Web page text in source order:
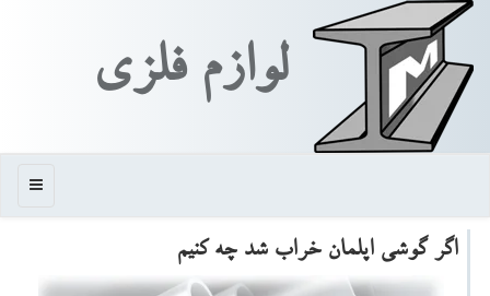
لوازم فلزی
منو
اگر گوشی اپلمان خراب شد چه كنیم